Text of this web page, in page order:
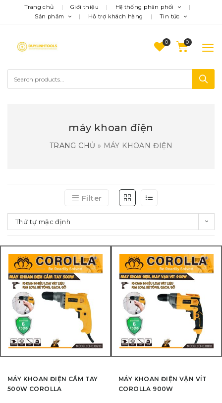
Trang chủ Giới thiệu
Hệ thống phân phối
Sản phẩm
Hỗ trợ khách hàng Tin tức
0
máy khoan điện
TRANG CHỦ » MÁY KHOAN ĐIỆN
Filter
Thứ tự mặc định
MÁY KHOAN ĐIỆN CẦM TAY
500W COROLLA
MÁY KHOAN ĐIỆN VẶN VÍT
COROLLA 900W